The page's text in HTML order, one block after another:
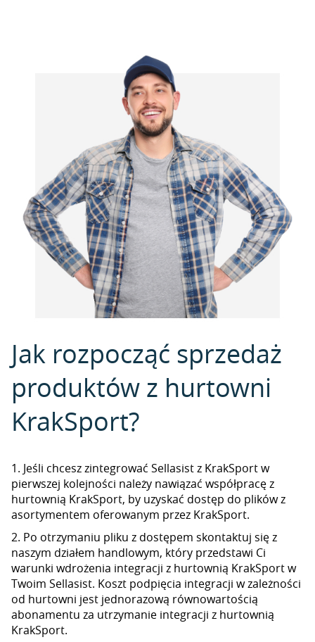
Jak rozpocząć sprzedaż
produktów z hurtowni
KrakSport?
1. Jeśli chcesz zintegrować Sellasist z KrakSport w
pierwszej kolejności należy nawiązać współpracę z
hurtownią KrakSport, by uzyskać dostęp do plików z
asortymentem oferowanym przez KrakSport.
2. Po otrzymaniu pliku z dostępem skontaktuj się z
naszym działem handlowym, który przedstawi Ci
warunki wdrożenia integracji z hurtownią KrakSport w
Twoim Sellasist. Koszt podpięcia integracji w zależności
od hurtowni jest jednorazową równowartością
abonamentu za utrzymanie integracji z hurtownią
KrakSport.